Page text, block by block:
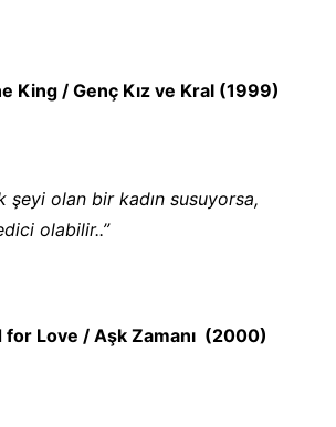
King / Genç Kız ve Kral (1999)
şeyi olan bir kadın susuyorsa,
olabilir..”
for Love / Aşk Zamanı (2000)